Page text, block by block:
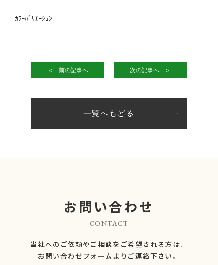
ｶﾗｰﾊﾞﾘｴｰｼｮﾝ
＜ 前の記事へ 次の記事へ ＞
一覧へもどる
お問い合わせ
CONTACT
当社へのご依頼やご相談をご希望される方は、
​​​​​​​お問い合わせフォームよりご連絡下さい。